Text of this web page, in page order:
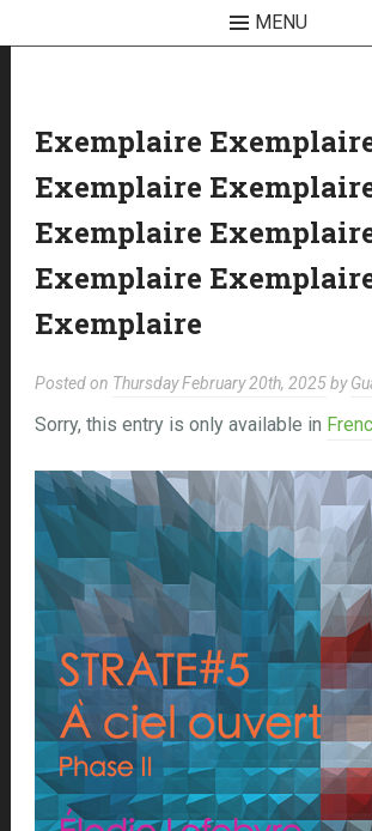
MENU
Exemplaire
Exemplaire
Exemplaire
Exemplaire
Exemplaire
Posted on Thursday February 20th, 2025by
Sorry, this entry is only available in